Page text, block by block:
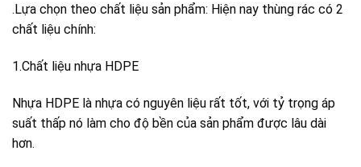
.Lựa chọn theo chất liệu sản phẩm: Hiện nay thùng rác có 2
chất liệu chính:
1.Chất liệu nhựa HDPE
Nhựa HDPE là nhựa có nguyên liệu rất tốt, với tỷ trọng áp
suất thấp nó làm cho độ bền của sản phẩm được lâu dài
hơn.